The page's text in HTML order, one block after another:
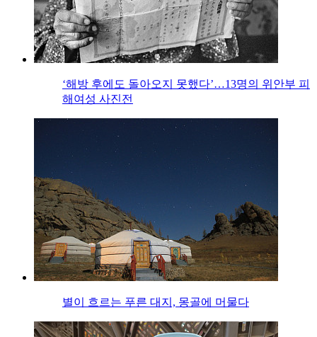
‘해방 후에도 돌아오지 못했다’…13명의 위안부 피
해여성 사진전
별이 흐르는 푸른 대지, 몽골에 머물다